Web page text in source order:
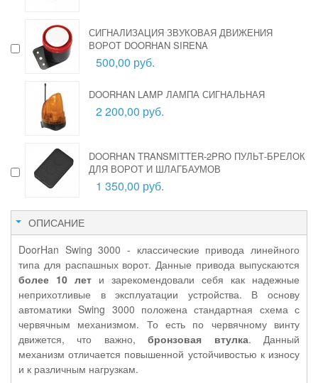
СИГНАЛИЗАЦИЯ ЗВУКОВАЯ ДВИЖЕНИЯ
ВОРОТ DOORHAN SIRENA
500,00 руб.
DOORHAN LAMP ЛАМПА СИГНАЛЬНАЯ
2 200,00 руб.
DOORHAN TRANSMITTER-2PRO ПУЛЬТ-БРЕЛОК
ДЛЯ ВОРОТ И ШЛАГБАУМОВ
1 350,00 руб.
ОПИСАНИЕ
DoorHan Swing 3000 - классические привода линейного
типа для распашных ворот. Данные привода выпускаются
более 10 лет и зарекомендовали себя как надежные
неприхотливые в эксплуатации устройства. В основу
автоматики Swing 3000 положена стандартная схема с
червячным механизмом. То есть по червячному винту
движется, что важно,бронзовая втулка. Данный
механизм отличается повышенной устойчивостью к износу
и к различным нагрузкам.